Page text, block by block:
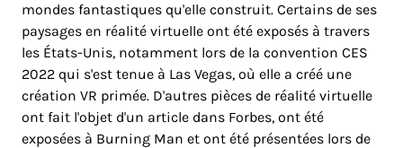
mondes fantastiques qu'elle construit. Certains de ses
paysages en réalité virtuelle ont été exposés à travers
les États-Unis, notamment lors de la convention CES
2022 qui s'est tenue à Las Vegas, où elle a créé une
création VR primée. D'autres pièces de réalité virtuelle
ont fait l'objet d'un article dans Forbes, ont été
exposées à Burning Man et ont été présentées lors de